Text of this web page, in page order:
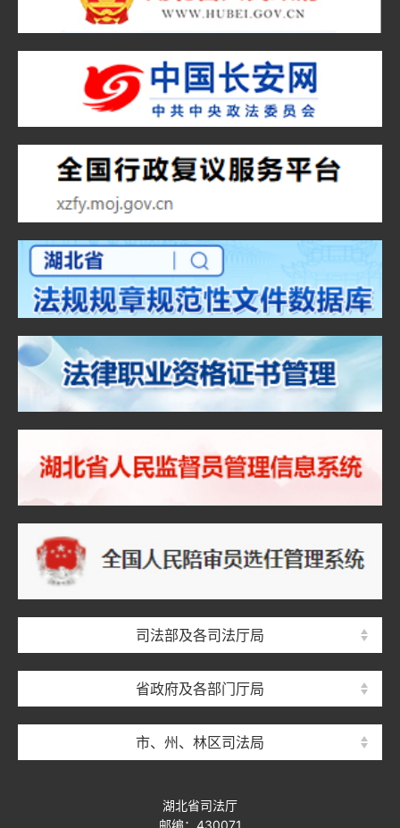
司法部及各司法厅局
省政府及各部门厅局
市、州、林区司法局
湖北省司法厅